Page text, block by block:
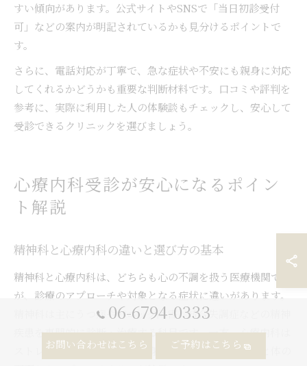
すい傾向があります。公式サイトやSNSで「当日初診受付
可」などの案内が明記されているかも見分けるポイントで
す。
さらに、電話対応が丁寧で、急な症状や不安にも親身に対応
してくれるかどうかも重要な判断材料です。口コミや評判を
参考に、実際に利用した人の体験談もチェックし、安心して
受診できるクリニックを選びましょう。
心療内科受診が安心になるポイン
ト解説
精神科と心療内科の違いと選び方の基本
精神科と心療内科は、どちらも心の不調を扱う医療機関です
が、診療のアプローチや対象となる症状に違いがあります。
精神科は主にうつ病やパニック障害、統合失調症などの精神
疾患を専門的に診断・治療する科目です。一方、心療内科は
ストレスや身体症状を伴う心身症、適応障害など、心と体の
06-6794-0333
お問い合わせはこちら ご予約はこちら